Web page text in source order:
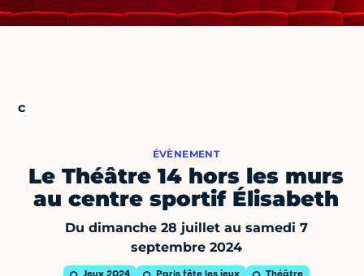
ÉVÈNEMENT
Le Théâtre 14 hors les murs
au centre sportif Élisabeth
Du dimanche 28 juillet au samedi 7
septembre 2024